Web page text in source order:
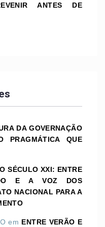
ANTES DE
DA GOVERNAÇÃO
PRAGMÁTICA QUE
SÉCULO XXI: ENTRE
E A VOZ DOS
NACIONAL PARA A
em ENTRE VERÃO E